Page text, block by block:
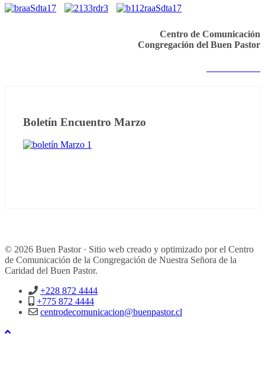
Centro de Comunicación
Congregación del Buen Pastor
Boletín Encuentro Marzo
© 2026 Buen Pastor · Sitio web creado y optimizado por el Centro
de Comunicación de la Congregación de Nuestra Señora de la
Caridad del Buen Pastor.
+228 872 4444
+775 872 4444
centrodecomunicacion@buenpastor.cl